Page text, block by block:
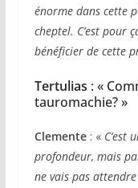
énorme dans cette
cheptel. C’est pour
bénéficier de cette
Tertulias : «
tauromachie? »
Clemente : « C’est
profondeur, mais
ne vais pas